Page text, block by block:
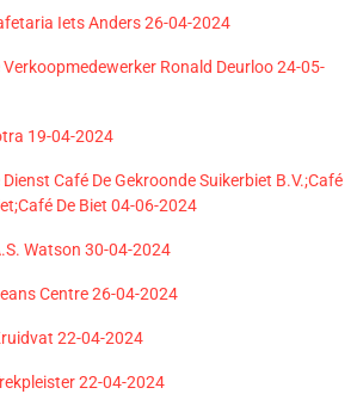
Iets Anders 26-04-2024
Ronald Deurloo 24-05-
19-04-2024
Café De Gekroonde Suikerbiet B.V.;Café
De Biet 04-06-2024
Watson 30-04-2024
Centre 26-04-2024
22-04-2024
22-04-2024